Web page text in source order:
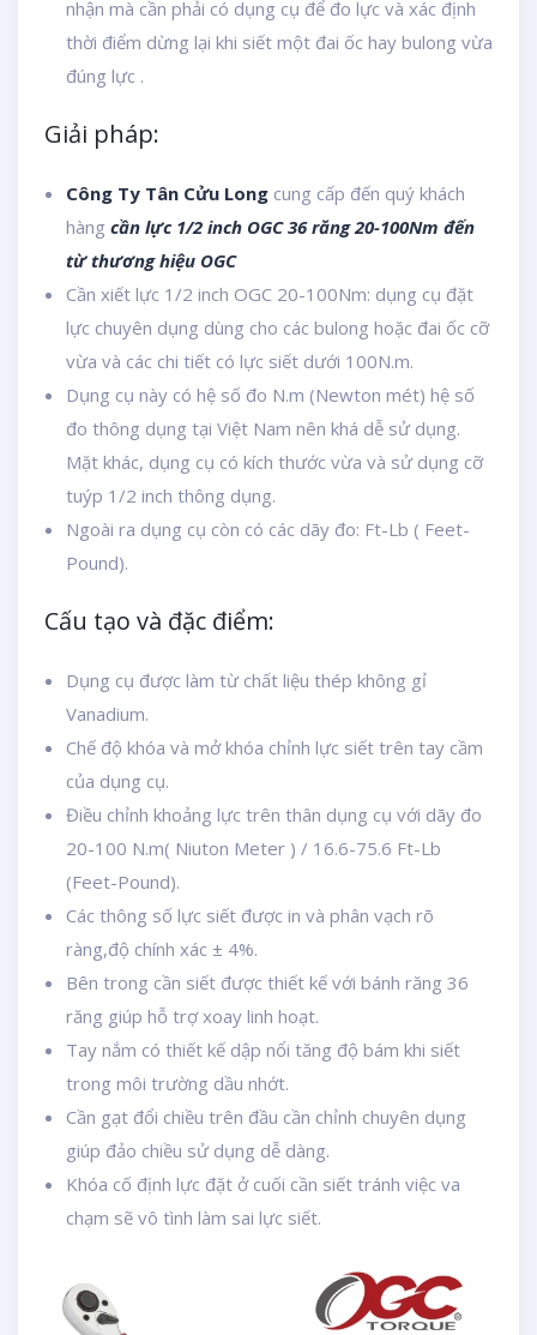
nhận mà cần phải có dụng cụ để đo lực và xác định
thời điểm dừng lại khi siết một đai ốc hay bulong vừa
đúng lực .
Giải pháp:
Công Ty Tân Cửu Long cung cấp đến quý khách
hàng cần lực 1/2 inch OGC 36 răng 20-100Nm đến
từ thương hiệu OGC
Cần xiết lực 1/2 inch OGC 20-100Nm: dụng cụ đặt
lực chuyên dụng dùng cho các bulong hoặc đai ốc cỡ
vừa và các chi tiết có lực siết dưới 100N.m.
Dụng cụ này có hệ số đo N.m (Newton mét) hệ số
đo thông dụng tại Việt Nam nên khá dễ sử dụng.
Mặt khác, dụng cụ có kích thước vừa và sử dụng cỡ
tuýp 1/2 inch thông dụng.
Ngoài ra dụng cụ còn có các dãy đo: Ft-Lb ( Feet-
Pound).
Cấu tạo và đặc điểm:
Dụng cụ được làm từ chất liệu thép không gỉ
Vanadium.
Chế độ khóa và mở khóa chỉnh lực siết trên tay cầm
của dụng cụ.
Điều chỉnh khoảng lực trên thân dụng cụ với dãy đo
20-100 N.m( Niuton Meter ) / 16.6-75.6 Ft-Lb
(Feet-Pound).
Các thông số lực siết được in và phân vạch rõ
ràng,độ chính xác ± 4%.
Bên trong cần siết được thiết kế với bánh răng 36
răng giúp hỗ trợ xoay linh hoạt.
Tay nắm có thiết kế dập nổi tăng độ bám khi siết
trong môi trường dầu nhớt.
Cần gạt đổi chiều trên đầu cần chỉnh chuyên dụng
giúp đảo chiều sử dụng dễ dàng.
Khóa cố định lực đặt ở cuối cần siết tránh việc va
chạm sẽ vô tình làm sai lực siết.